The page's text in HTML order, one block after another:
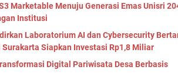
Marketable Menuju Generasi Emas Unisri
Institusi
Laboratorium AI dan Cybersecurity
Siapkan Investasi Rp1,8 Miliar
Digital Pariwisata Desa Berbasis